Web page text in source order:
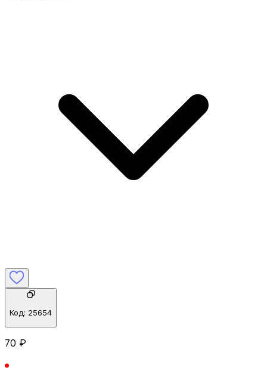
Код: 25654
70 ₽